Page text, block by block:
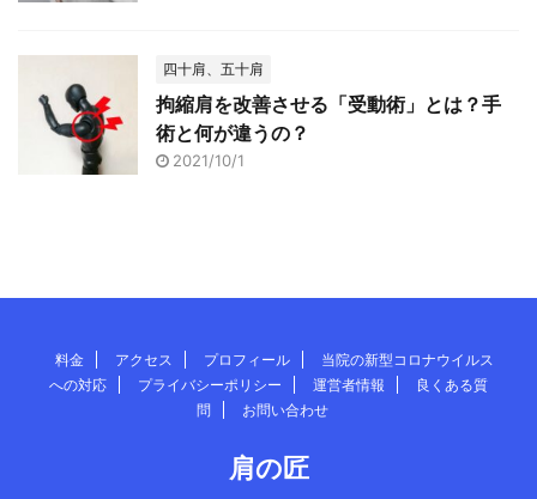
四十肩、五十肩
拘縮肩を改善させる「受動術」とは？手
術と何が違うの？
2021/10/1
料金 アクセス プロフィール
当院の新型コロナウイルス
への対応
プライバシーポリシー 運営者情報
良くある質
問
お問い合わせ
肩の匠